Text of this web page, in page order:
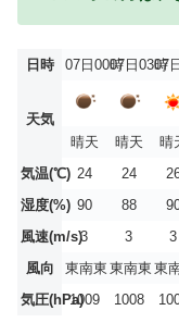
日時 07日00時07日03時
07
天気
晴天
晴天 晴
気温(℃) 24 24
湿度(%) 90 88
風速(m/s)3 3 3
風向
東南東 東南東 東
気圧(hPa)1009 1008